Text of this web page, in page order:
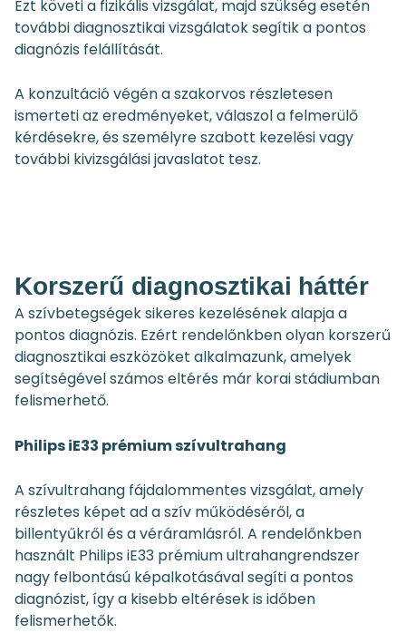
Ezt követi a fizikális vizsgálat, majd szükség esetén
további diagnosztikai vizsgálatok segítik a pontos
diagnózis felállítását.
A konzultáció végén a szakorvos részletesen
ismerteti az eredményeket, válaszol a felmerülő
kérdésekre, és személyre szabott kezelési vagy
további kivizsgálási javaslatot tesz.
Korszerű diagnosztikai háttér
A szívbetegségek sikeres kezelésének alapja a
pontos diagnózis. Ezért rendelőnkben olyan korszerű
diagnosztikai eszközöket alkalmazunk, amelyek
segítségével számos eltérés már korai stádiumban
felismerhető.
Philips iE33 prémium szívultrahang
A szívultrahang fájdalommentes vizsgálat, amely
részletes képet ad a szív működéséről, a
billentyűkről és a véráramlásról. A rendelőnkben
használt Philips iE33 prémium ultrahangrendszer
nagy felbontású képalkotásával segíti a pontos
diagnózist, így a kisebb eltérések is időben
felismerhetők.